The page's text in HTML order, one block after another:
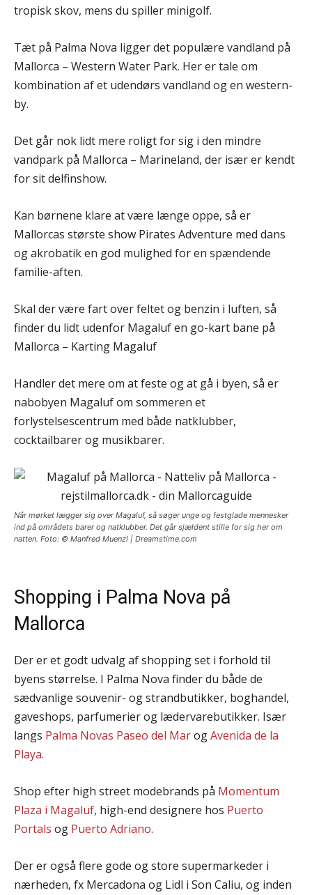
tropisk skov, mens du spiller minigolf.
Tæt på Palma Nova ligger det populære vandland på
Mallorca – Western Water Park. Her er tale om
kombination af et udendørs vandland og en western-
by.
Det går nok lidt mere roligt for sig i den mindre
vandpark på Mallorca – Marineland, der især er kendt
for sit delfinshow.
Kan børnene klare at være længe oppe, så er
Mallorcas største show Pirates Adventure med dans
og akrobatik en god mulighed for en spændende
familie-aften.
Skal der være fart over feltet og benzin i luften, så
finder du lidt udenfor Magaluf en go-kart bane på
Mallorca – Karting Magaluf
Handler det mere om at feste og at gå i byen, så er
nabobyen Magaluf om sommeren et
forlystelsescentrum med både natklubber,
cocktailbarer og musikbarer.
Når mørket lægger sig over Magaluf, så søger unge og festglade mennesker
ind på områdets barer og natklubber. Det går sjældent stille for sig her om
natten. Foto: © Manfred Muenzl | Dreamstime.com
Shopping i Palma Nova på
Mallorca
Der er et godt udvalg af shopping set i forhold til
byens størrelse. I Palma Nova finder du både de
sædvanlige souvenir- og strandbutikker, boghandel,
gaveshops, parfumerier og lædervarebutikker. Især
langs Palma Novas Paseo del MarogAvenida de la
Playa.
Shop efter high street modebrands på Momentum
Plaza i Magaluf, high-end designere hos Puerto
Portals og Puerto Adriano.
Der er også flere gode og store supermarkeder i
nærheden, fx Mercadona og Lidl i Son Caliu, og inden